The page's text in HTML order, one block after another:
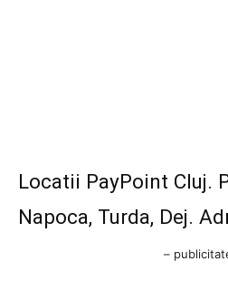
Locatii PayPoint Cluj.
Napoca, Turda, Dej.
–